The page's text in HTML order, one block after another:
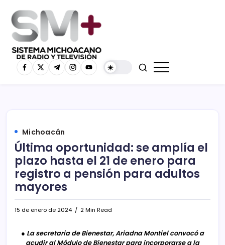
Michoacán
Última oportunidad: se amplía el
plazo hasta el 21 de enero para
registro a pensión para adultos
mayores
15 de enero de 2024 2 Min Read
● La secretaria de Bienestar, Ariadna Montiel convocó a
acudir al Módulo de Bienestar para incorporarse a la